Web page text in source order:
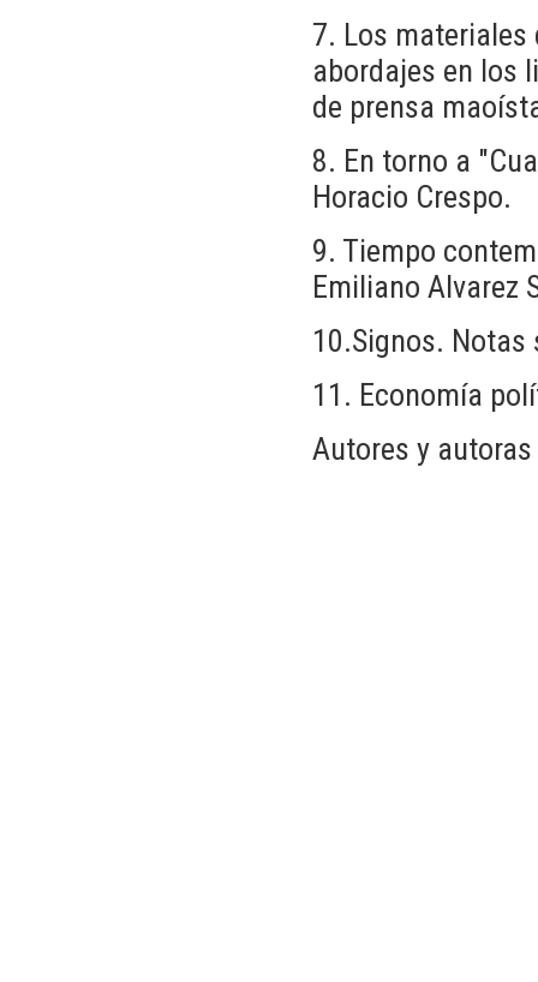
7. Los
abordajes en los
de prensa
8. En torno a
Horacio Crespo.
9. Tiempo
Emiliano Alvarez
10.Signos.
11. Economía
Autores y autoras